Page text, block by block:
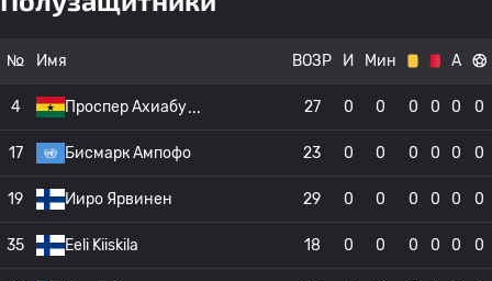
№ Имя ВОЗР И Мин А
4 Проспер Ахиабу 27 0 0 0 0 0 0
17 Бисмарк Ампофо 23 0 0 0 0 0 0
19 Ииро Ярвинен 29 0 0 0 0 0 0
35 Eeli Kiiskila 18 0 0 0 0 0 0